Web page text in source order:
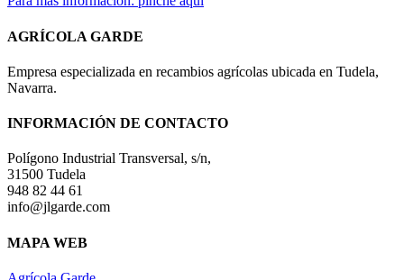
AGRÍCOLA GARDE
Empresa especializada en recambios agrícolas ubicada en Tudela,
Navarra.
INFORMACIÓN DE CONTACTO
Polígono Industrial Transversal, s/n,
31500 Tudela
948 82 44 61
info@jlgarde.com
MAPA WEB